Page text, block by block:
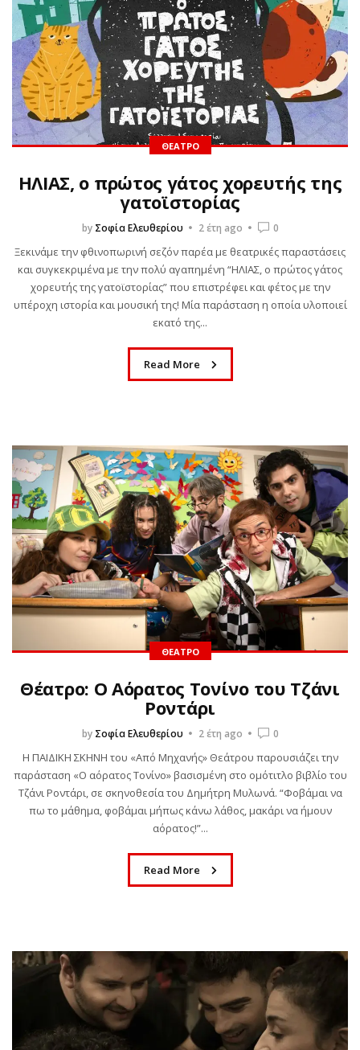
ΘΈΑΤΡΟ
ΗΛΙΑΣ, ο πρώτος γάτος χορευτής της
γατοϊστορίας
by Σοφία Ελευθερίου 2 έτη ago 0
Ξεκινάμε την φθινοπωρινή σεζόν παρέα με θεατρικές παραστάσεις
και συγκεκριμένα με την πολύ αγαπημένη “ΗΛΙΑΣ, ο πρώτος γάτος
χορευτής της γατοϊστορίας” που επιστρέφει και φέτος με την
υπέροχη ιστορία και μουσική της! Μία παράσταση η οποία υλοποιεί
εκατό της...
Read More
ΘΈΑΤΡΟ
Θέατρο: Ο Αόρατος Τονίνο του Τζάνι
Ροντάρι
by Σοφία Ελευθερίου 2 έτη ago 0
Η ΠΑΙΔΙΚΗ ΣΚΗΝΗ του «Από Μηχανής» Θεάτρου παρουσιάζει την
παράσταση «Ο αόρατος Τονίνο» βασισμένη στο ομότιτλο βιβλίο του
Τζάνι Ροντάρι, σε σκηνοθεσία του Δημήτρη Μυλωνά. “Φοβάμαι να
πω το μάθημα, φοβάμαι μήπως κάνω λάθος, μακάρι να ήμουν
αόρατος!”...
Read More